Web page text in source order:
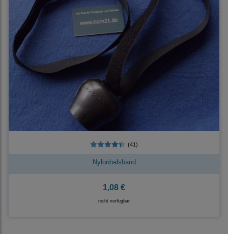
(41)
Nylonhalsband
1,08 €
nicht verfügbar